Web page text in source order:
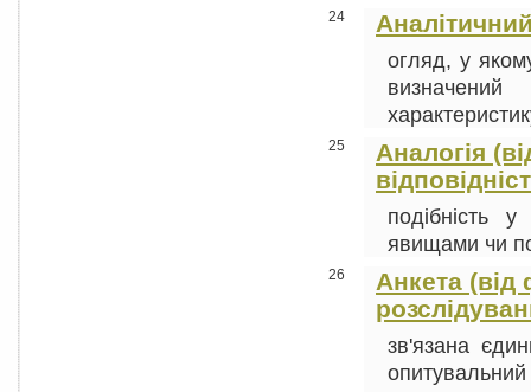
24
огляд, у
25
Аналогія
подібність
явищами чи
26
Анкета
зв'язана